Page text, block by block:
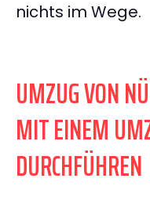
nichts im Wege.
UMZUG VON
MIT EINEM
DURCHFÜHREN